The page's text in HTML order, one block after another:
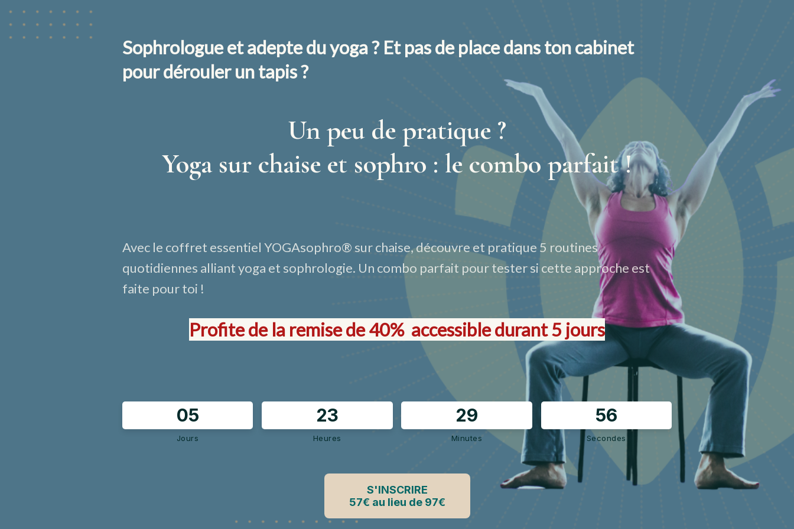
Sophrologue et adepte du yoga ? Et pas de place dans ton cabinet
pour dérouler un tapis ?
Un peu de pratique ?
Yoga sur chaise et sophro : le combo parfait !
Avec le coffret essentiel YOGAsophro® sur chaise, découvre et pratique 5 routines
quotidiennes alliant yoga et sophrologie. Un combo parfait pour tester si cette approche est
faite pour toi !
Profite de la remise de 40% accessible durant 5 jours
05
Jours
23
Heures
29
Minutes
56
Secondes
S'INSCRIRE
57€ au lieu de 97€